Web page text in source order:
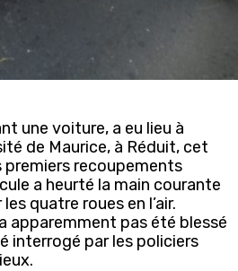
une voiture, a eu lieu à
de Maurice, à Réduit, cet
premiers recoupements
a heurté la main courante
quatre roues en l’air.
apparemment pas été blessé
interrogé par les policiers